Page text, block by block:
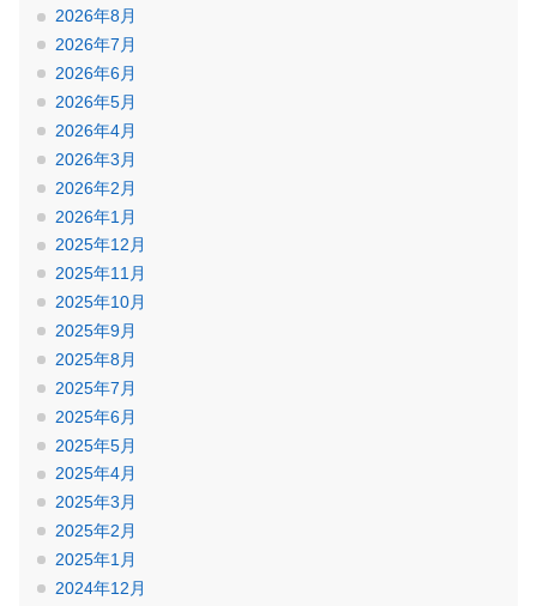
2026年8月
2026年7月
2026年6月
2026年5月
2026年4月
2026年3月
2026年2月
2026年1月
2025年12月
2025年11月
2025年10月
2025年9月
2025年8月
2025年7月
2025年6月
2025年5月
2025年4月
2025年3月
2025年2月
2025年1月
2024年12月